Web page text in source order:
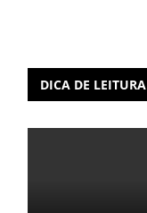
DICA DE LEITURA